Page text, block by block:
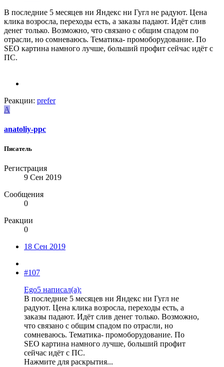
В последние 5 месяцев ни Яндекс ни Гугл не радуют. Цена
клика возросла, переходы есть, а заказы падают. Идёт слив
денег только. Возможно, что связано с общим спадом по
отрасли, но сомневаюсь. Тематика- промоборудование. По
SEO картина намного лучше, больший профит сейчас идёт с
ПС.
Реакции: prefer
A
anatoliy-ppc
Писатель
Регистрация
9 Сен 2019
Сообщения
0
Реакции
0
18 Сен 2019
#107
Ego5 написал(а):
В последние 5 месяцев ни Яндекс ни Гугл не
радуют. Цена клика возросла, переходы есть, а
заказы падают. Идёт слив денег только. Возможно,
что связано с общим спадом по отрасли, но
сомневаюсь. Тематика- промоборудование. По
SEO картина намного лучше, больший профит
сейчас идёт с ПС.
Нажмите для раскрытия...